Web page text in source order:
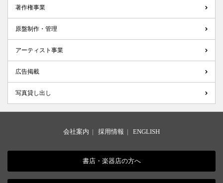
著作権事業
原盤制作・管理
アーティスト事業
広告掲載
写真貸し出し
会社案内 | 採用情報 | ENGLISH
書店・楽器店の方へ